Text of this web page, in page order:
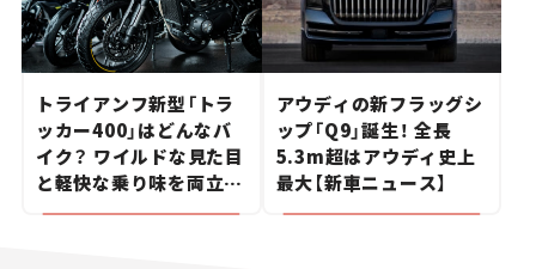
トライアンフ新型「トラ
ッカー400」はどんなバ
イク？ ワイルドな見た目
と軽快な乗り味を両立し
た400ccフラットトラッ
アウディの新フラッグシ
ップ「Q9」誕生！ 全長
5.3m超はアウディ史上
最大【新車ニュース】